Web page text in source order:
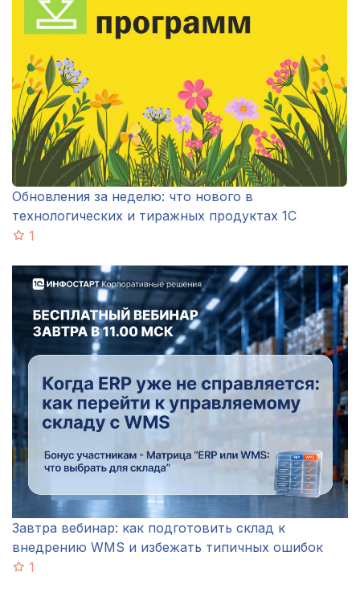
Обновления за неделю: что нового в
технологических и тиражных продуктах 1С
1
Завтра вебинар: как подготовить склад к
внедрению WMS и избежать типичных ошибок
1